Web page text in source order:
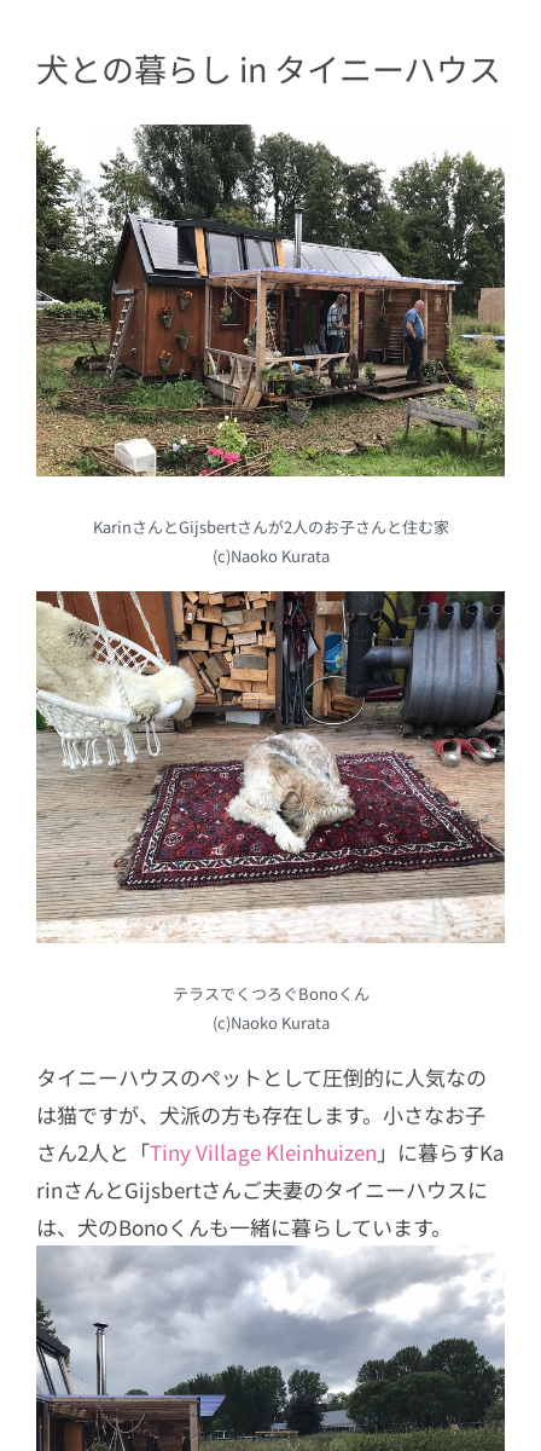
犬との暮らし in タイニーハウス
KarinさんとGijsbertさんが2人のお子さんと住む家
(c)Naoko Kurata
テラスでくつろぐBonoくん
(c)Naoko Kurata
タイニーハウスのペットとして圧倒的に人気なの
は猫ですが、犬派の方も存在します。小さなお子
さん2人と「Tiny Village Kleinhuizen 」に暮らすKa
rinさんとGijsbertさんご夫妻のタイニーハウスに
は、犬のBonoくんも一緒に暮らしています。